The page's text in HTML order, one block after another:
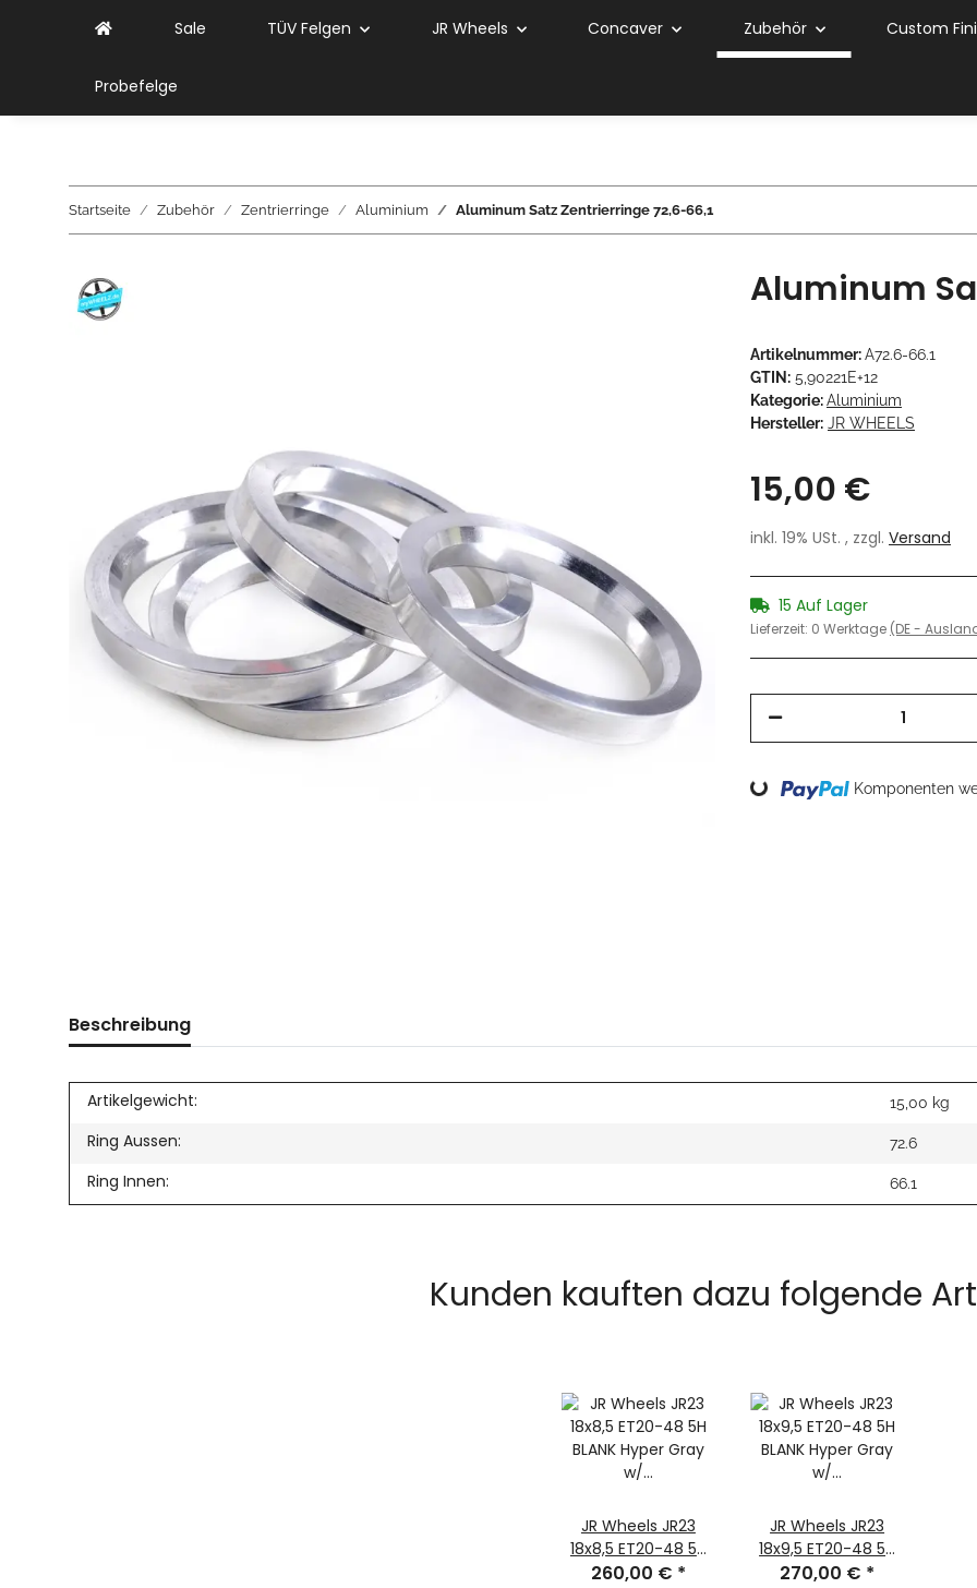
Sale TÜV Felgen JR Wheels Concaver Zubehör Custom
Probefelge
Startseite Zubehör Zentrierringe Aluminium Aluminum Satz Zentrierringe 72,6-66,1
Aluminum
Artikelnummer:A72.6-66.1
GTIN: 5,90221E+12
Kategorie:Aluminium
Hersteller: JR WHEELS
15,00 €
inkl. 19% USt. , zzgl. Versand
15 Auf Lager
Lieferzeit: 0 Werktage (DE -
Loading... Komponenten
Beschreibung
Artikelgewicht: 15,00 kg
Ring Aussen: 72.6
Ring Innen: 66.1
Kunden kauften dazu folgende
JR Wheels JR23
18x8,5 ET20-48 5H
BLANK Hyper Gray
260,00 € *
JR Wheels JR23
18x9,5 ET20-48 5H
BLANK Hyper Gray
270,00 € *